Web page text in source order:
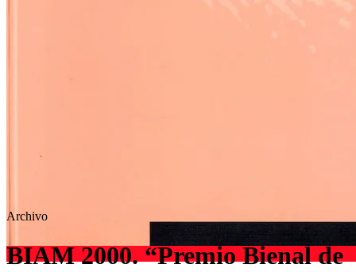
Archivo
BIAM 2000. “Premio Bienal de